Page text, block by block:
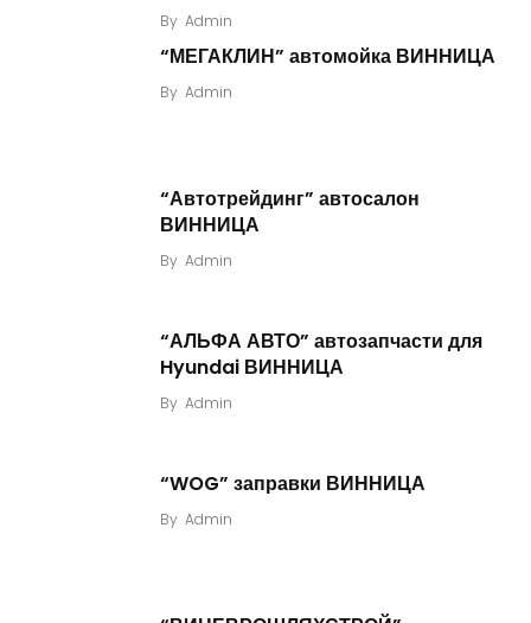
By Admin
“МЕГАКЛИН” автомойка ВИННИЦА
By Admin
“Автотрейдинг” автосалон
ВИННИЦА
By Admin
“АЛЬФА АВТО” автозапчасти для
Hyundai ВИННИЦА
By Admin
“WOG” заправки ВИННИЦА
By Admin